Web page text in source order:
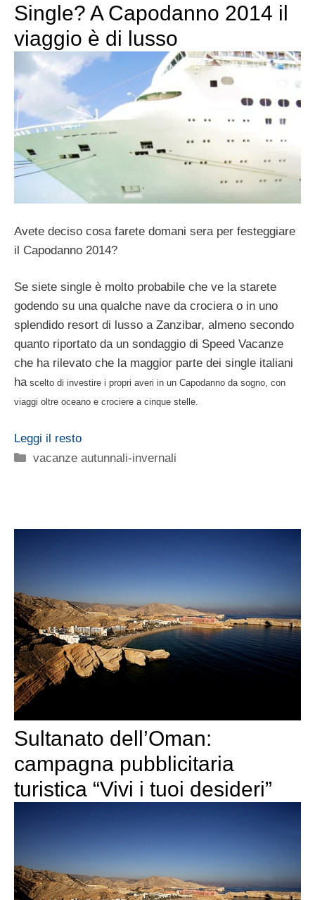
Single? A Capodanno 2014 il
viaggio è di lusso
Avete deciso cosa farete domani sera per festeggiare
il Capodanno 2014?
Se siete single è molto probabile che ve la starete
godendo su una qualche nave da crociera o in uno
splendido resort di lusso a Zanzibar, almeno secondo
quanto riportato da un sondaggio di Speed Vacanze
che ha rilevato che la maggior parte dei single italiani
hascelto di investire i propri averi in un Capodanno da sogno, con
viaggi oltre oceano e crociere a cinque stelle.
Leggi il resto
Categorie
vacanze autunnali-invernali
Sultanato dell’Oman:
campagna pubblicitaria
turistica “Vivi i tuoi desideri”